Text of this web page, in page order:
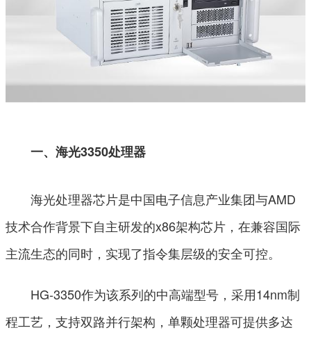
一、海光3350处理器
海光处理器芯片是中国电子信息产业集团与AMD
技术合作背景下自主研发的x86架构芯片，在兼容国际
主流生态的同时，实现了指令集层级的安全可控。
HG-3350作为该系列的中高端型号，采用14nm制
程工艺，支持双路并行架构，单颗处理器可提供多达